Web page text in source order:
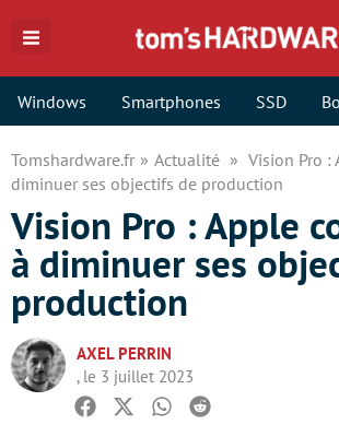
Windows Smartphones SSD
Tomshardware.fr Actualité
Vision Pro :
diminuer ses objectifs de production
Vision Pro : Apple
à diminuer ses
production
AXEL PERRIN
, le 3 juillet 2023
Facebook
TwitterWhatsapp
Reddit